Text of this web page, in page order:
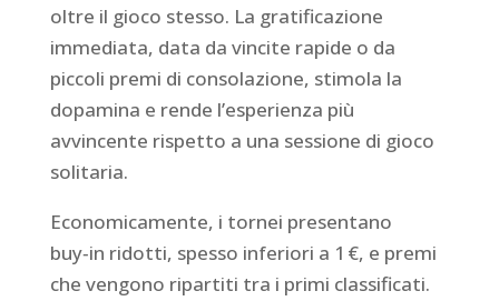
oltre il gioco stesso. La gratificazione
immediata, data da vincite rapide o da
piccoli premi di consolazione, stimola la
dopamina e rende l’esperienza più
avvincente rispetto a una sessione di gioco
solitaria.
Economicam­ente, i tornei presentano
buy‑in ridotti, spesso inferiori a 1 €, e premi
che vengono ripartiti tra i primi classificati.